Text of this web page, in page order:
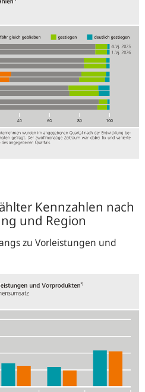
Kennzahlen nach
und Region
zu Vorleistungen und